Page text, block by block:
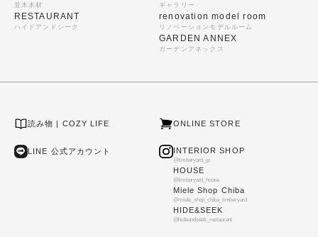
並木木材
RESTAURANT
ハイドアンドシーク
ギャラリー
renovation model room
リノベーションモデルルーム
GARDEN ANNEX
ガーデンアネックス
読み物 | COZY LIFE ONLINE STORE
LINE 公式アカウント INTERIOR SHOP
@timberyard_jp
HOUSE
@timberyard_house
Miele Shop Chiba
@miele_shop_chiba_timberyard
HIDE&SEEK
@hideandseek_restaurant